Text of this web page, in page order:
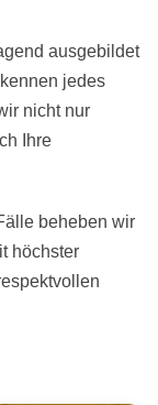
ausgebildet
jedes
nicht nur
Ihre
beheben wir
höchster